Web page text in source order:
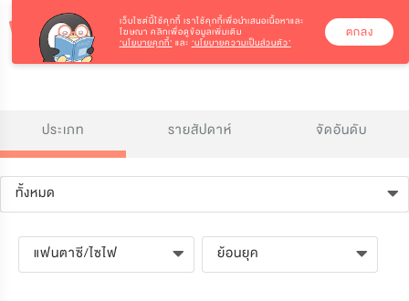
ประเภท รายสัปดาห์ จัดอันดับ
ทั้งหมด
แฟนตาซี/ไซไฟ ย้อนยุค
เว็บไซต์นี้ใช้คุกกี้ เราใช้คุกกี้เพื่อนำเสนอเนื้อหาและ
โฆษณา คลิกเพื่อดูข้อมูลเพิ่มเติม
‘นโยบายคุกกี้’ และ ‘นโยบายความเป็นส่วนตัว’
ตกลง